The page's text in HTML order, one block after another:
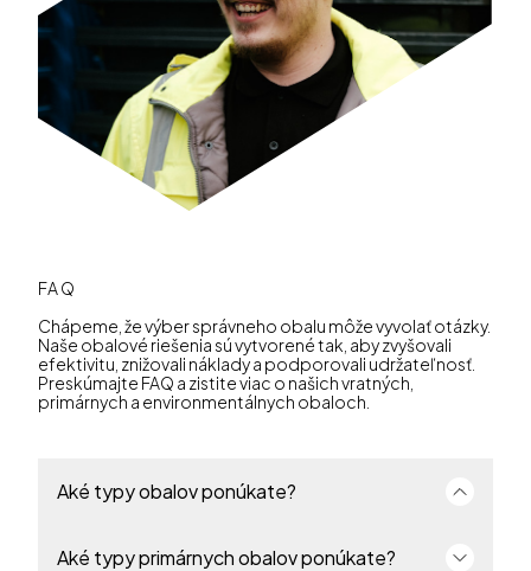
FAQ
Chápeme, že výber správneho obalu môže vyvolať otázky.
Naše obalové riešenia sú vytvorené tak, aby zvyšovali
efektivitu, znižovali náklady a podporovali udržateľnosť.
Preskúmajte FAQ a zistite viac o našich vratných,
primárnych a environmentálnych obaloch.
Aké typy obalov ponúkate?
Ponúkame kompletné portfólio primárnych a
Aké typy primárnych obalov ponúkate?